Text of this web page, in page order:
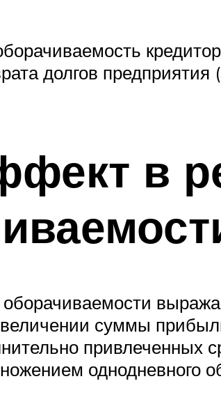
долгов
в
суммы
привлеченных
однодневного